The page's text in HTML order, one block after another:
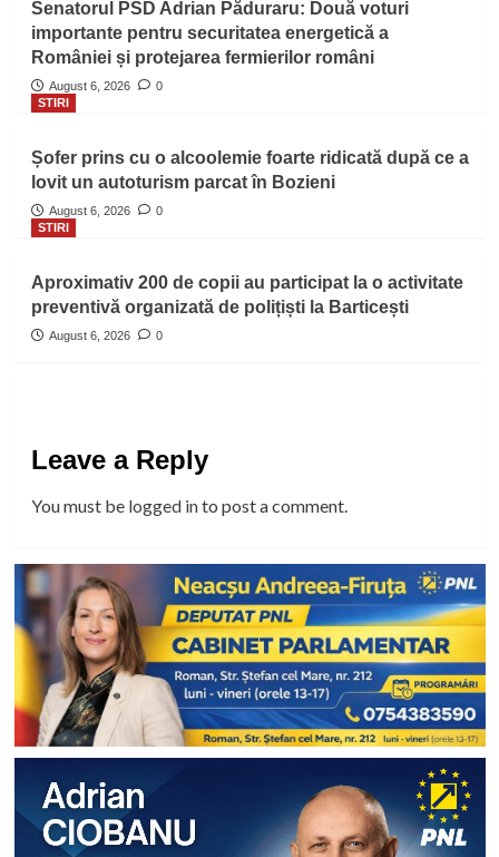
Senatorul PSD Adrian Păduraru: Două voturi
importante pentru securitatea energetică a
României și protejarea fermierilor români
August 6, 2026
0
STIRI
Șofer prins cu o alcoolemie foarte ridicată după ce a
lovit un autoturism parcat în Bozieni
August 6, 2026
0
STIRI
Aproximativ 200 de copii au participat la o activitate
preventivă organizată de polițiști la Barticești
August 6, 2026 0
Leave a Reply
You must be logged into post a comment.